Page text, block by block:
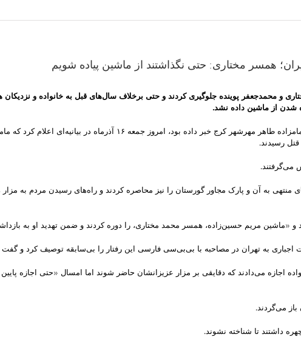
همسر مختاری: حتی نگذاشتند از ماشین پیاده شویم
و محمدجعفر پوینده جلوگیری کردند و حتی برخلاف سال‌های قبل به خانواده و
شدن از ماشین داده نشد.
کانون نویسندگان ایران که قبلا در فراخوانی از برگزاری مراسم یادبود گورستان
می‌گرفتند.
منتهی به آن و پارک مجاور گورستان را نیز محاصره کردند و راه‌های رسیدن مردم به
«ماشین مریم حسین‌زاده، همسر محمد مختاری، را دوره کردند و ضمن تهدید او به
به تهران در مصاحبه با بی‌بی‌سی فارسی این رفتار را بی‌سابقه توصیف کرد و
می‌دادند که دقایقی بر مزار عزیزانشان حاضر شوند اما امسال «حتی اجازه
می‌گردند.
داشتند تا شناخته نشوند.